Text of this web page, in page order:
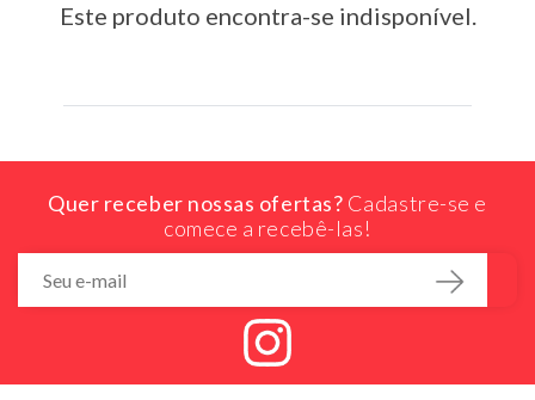
Este produto encontra-se indisponível.
Quer receber nossas ofertas? Cadastre-se e
comece a recebê-las!